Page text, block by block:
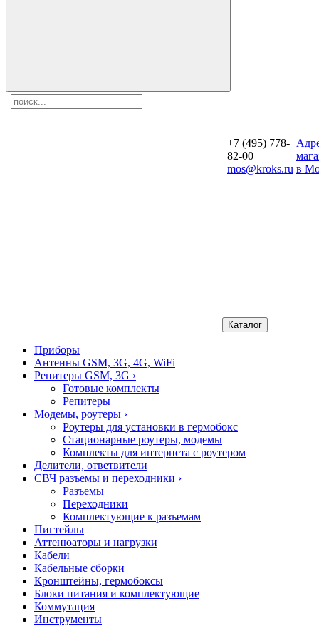
+7 (495) 778-
82-00
mos@kroks.ru в
Каталог
Приборы
Антенны GSM, 3G, 4G, WiFi
Репитеры GSM, 3G ›
Готовые комплекты
Репитеры
Модемы, роутеры ›
Роутеры для установки в гермобокс
Стационарные роутеры, модемы
Комплекты для интернета с роутером
Делители, ответвители
СВЧ разъемы и переходники ›
Разъемы
Переходники
Комплектующие к разъемам
Пигтейлы
Аттенюаторы и нагрузки
Кабели
Кабельные сборки
Кронштейны, гермобоксы
Блоки питания и комплектующие
Коммутация
Инструменты